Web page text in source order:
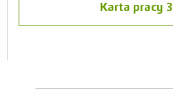
Karta pracy 3